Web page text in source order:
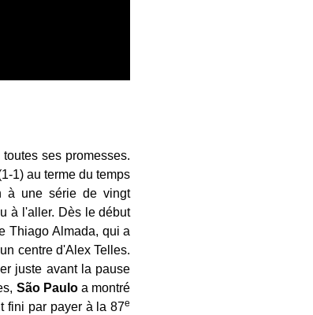
ses promesses.
1) au terme du temps
à une série de vingt
à l'aller. Dès le début
Thiago Almada, qui a
centre d'Alex Telles.
juste avant la pause
São Pauloa montré
fini par payer à la 87e